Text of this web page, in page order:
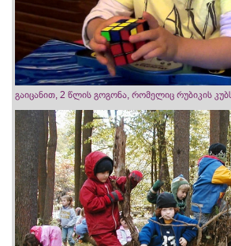
გაიცანით, 2 წლის გოგონა, რომელიც რუბიკის